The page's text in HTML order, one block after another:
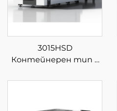
3015HSD
Контейнерен тип с
платформа за фибер